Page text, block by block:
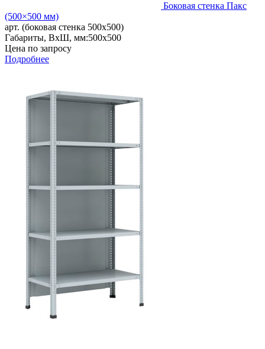
Боковая стенка Пакс
(500×500 мм)
арт. (боковая стенка 500x500)
Габариты, ВxШ, мм:500x500
Цена по запросу
Подробнее